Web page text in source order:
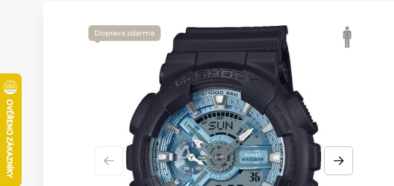
Doprava zdarma